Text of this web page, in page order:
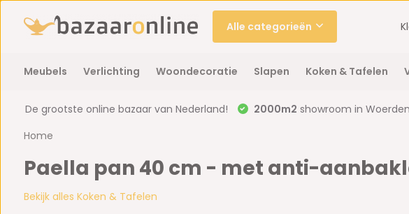
Alle categorieën
Meubels Verlichting Woondecoratie Slapen Koken & Tafelen
De grootste online bazaar van Nederland! 2000m2 showroom in Woerden
Home
Paella pan 40 cm - met anti-
Bekijk alles Koken & Tafelen